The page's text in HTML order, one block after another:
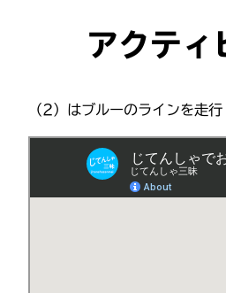
アクティ
（2）はブルーのラインを走行